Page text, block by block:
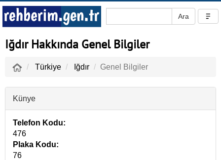
Iğdır Hakkında Genel Bilgiler
Türkiye Iğdır Genel Bilgiler
Künye
Telefon Kodu:
476
Plaka Kodu:
76